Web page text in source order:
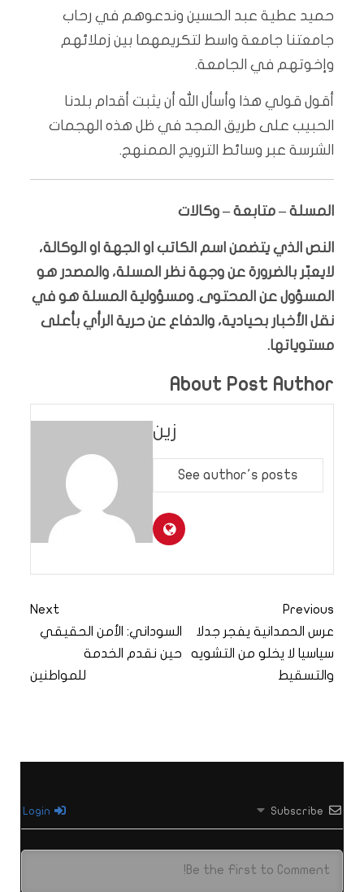
حميد عطية عبد الحسين وندعوهم في رحاب
جامعتنا جامعة واسط لتكريمهما بين زملائهم
وإخوتهم في الجامعة.
أقول قولي هذا وأسأل الله أن يثبت أقدام بلدنا
الحبيب على طريق المجد في ظل هذه الهجمات
الشرسة عبر وسائط الترويج الممنهج.
المسلة – متابعة – وكالات
النص الذي يتضمن اسم الكاتب او الجهة او الوكالة،
لايعبّر بالضرورة عن وجهة نظر المسلة، والمصدر هو
المسؤول عن المحتوى. ومسؤولية المسلة هو في
نقل الأخبار بحيادية، والدفاع عن حرية الرأي بأعلى
مستوياتها.
About Post Author
زين
See author's posts
Previous
عرس الحمدانية يفجر جدلا
سياسيا لا يخلو من التشويه
والتسقيط
Next
السوداني: الأمن الحقيقي
حين نقدم الخدمة
للمواطنين
Subscribe